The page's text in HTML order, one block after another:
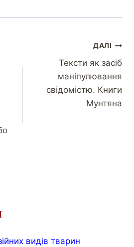
ДАЛІ
Тексти як засіб
маніпулювання
свідомістю. Книги
Мунтяна